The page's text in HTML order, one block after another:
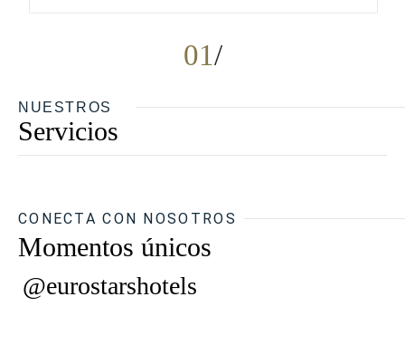
01
NUESTROS
Servicios
CONECTA CON NOSOTROS
Momentos únicos
@eurostarshotels